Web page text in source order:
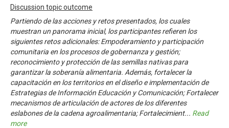
Discussion topic outcome
Partiendo de las acciones y retos presentados, los cuales
muestran un panorama inicial, los participantes refieren los
siguientes retos adicionales: Empoderamiento y participación
comunitaria en los procesos de gobernanza y gestión;
reconocimiento y protección de las semillas nativas para
garantizar la soberanía alimentaria. Además, fortalecer la
capacitación en los territorios en el diseño e implementación de
Estrategias de Información Educación y Comunicación; Fortalecer
mecanismos de articulación de actores de los diferentes
eslabones de la cadena agroalimentaria; Fortalecimient... Read
more